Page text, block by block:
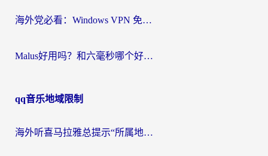
海外党必看：Windows VPN 免费？别踩坑！教你选对好用的国内加速器无缝回国
Malus好用吗？和六毫秒哪个好？海外党选回国加速器的避坑指南
qq音乐地域限制
海外听喜马拉雅总提示“所属地区暂时无版权”？这个限制解除方法亲测有效！